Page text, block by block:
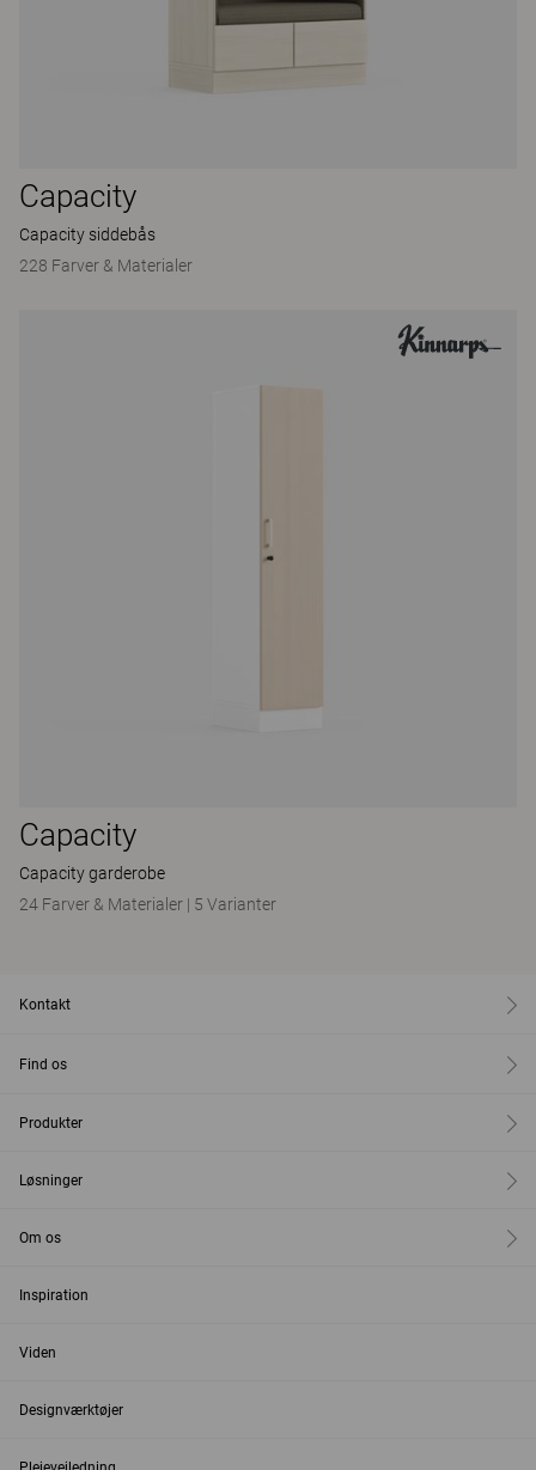
Capacity
Capacity siddebås
228 Farver & Materialer
Capacity
Capacity garderobe
24 Farver & Materialer | 5 Varianter
Kontakt
Find os
Produkter
Løsninger
Om os
Inspiration
Viden
Designværktøjer